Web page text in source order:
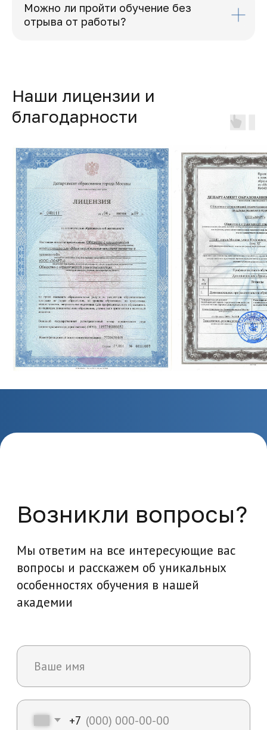
Можно ли пройти обучение без
отрыва от работы?
Наши лицензии и
благодарности